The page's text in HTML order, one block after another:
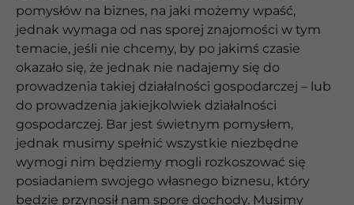
pomysłów na biznes, na jaki możemy wpaść,
jednak wymaga od nas sporej znajomości w tym
temacie, jeśli nie chcemy, by po jakimś czasie
okazało się, że jednak nie nadajemy się do
prowadzenia takiej działalności gospodarczej – lub
do prowadzenia jakiejkolwiek działalności
gospodarczej. Bar jest świetnym pomysłem,
jednak musimy spełnić wszystkie niezbędne
wymogi nim będziemy mogli rozkoszować się
posiadaniem swojego własnego biznesu, który
będzie przynosił nam spore dochody. Musimy